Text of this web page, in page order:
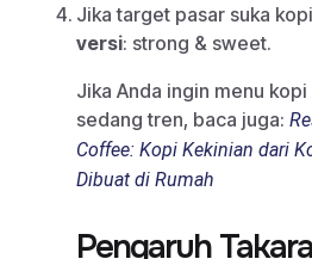
Jika target pasar suka
versi: strong & sweet.
Jika Anda ingin menu kopi
sedang tren, baca juga:
Coffee: Kopi Kekinian dari
Dibuat di Rumah
Pengaruh